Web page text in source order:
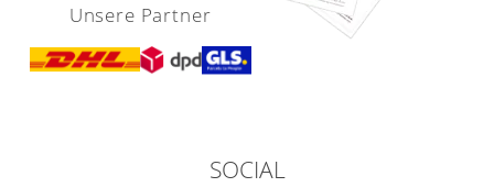
Unsere Partner
SOCIAL